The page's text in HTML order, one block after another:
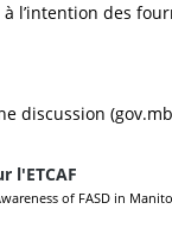
l’intention des
discussion
l'ETCAF
of FASD in